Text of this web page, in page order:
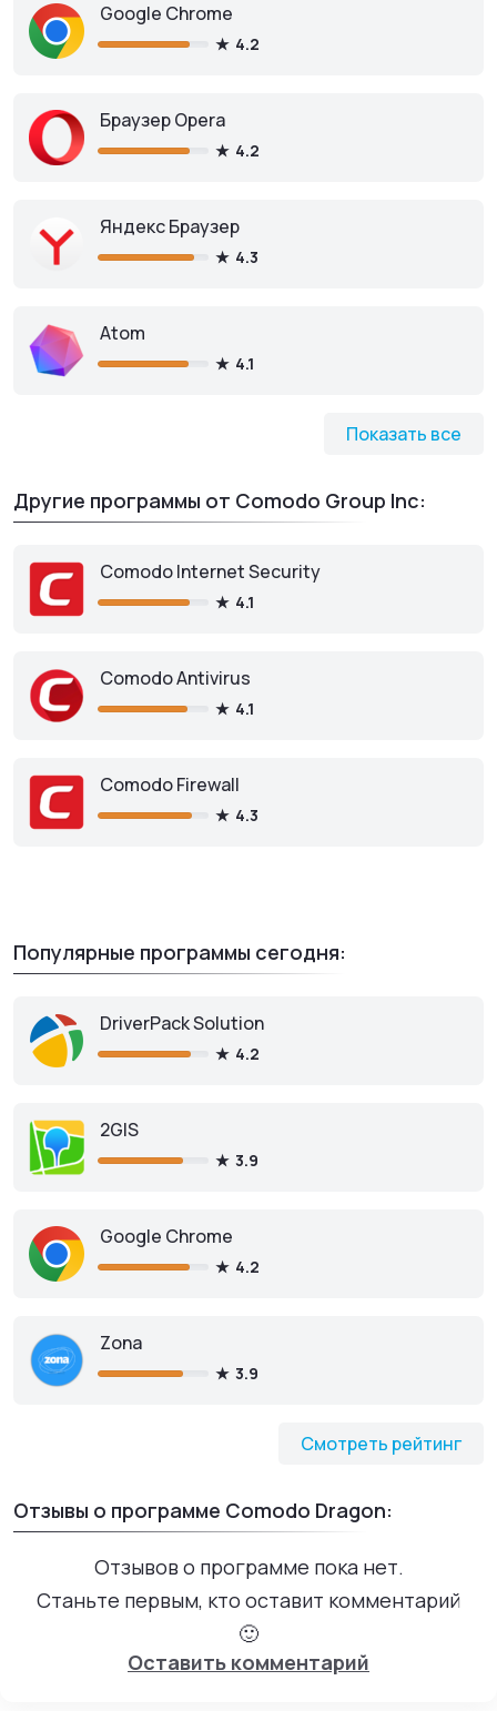
Показать все
Google Chrome
4.2
Браузер Opera
4.2
Яндекс Браузер
4.3
Atom
4.1
Другие программы от Comodo Group Inc:
Comodo Internet Security
4.1
Comodo Antivirus
4.1
Comodo Firewall
4.3
Популярные программы сегодня:
Смотреть рейтинг
DriverPack Solution
4.2
2GIS
3.9
Google Chrome
4.2
Zona
3.9
Отзывы о программе Comodo Dragon:
Отзывов о программе пока нет.
Станьте первым, кто оставит комментарий
🙂
Оставить комментарий